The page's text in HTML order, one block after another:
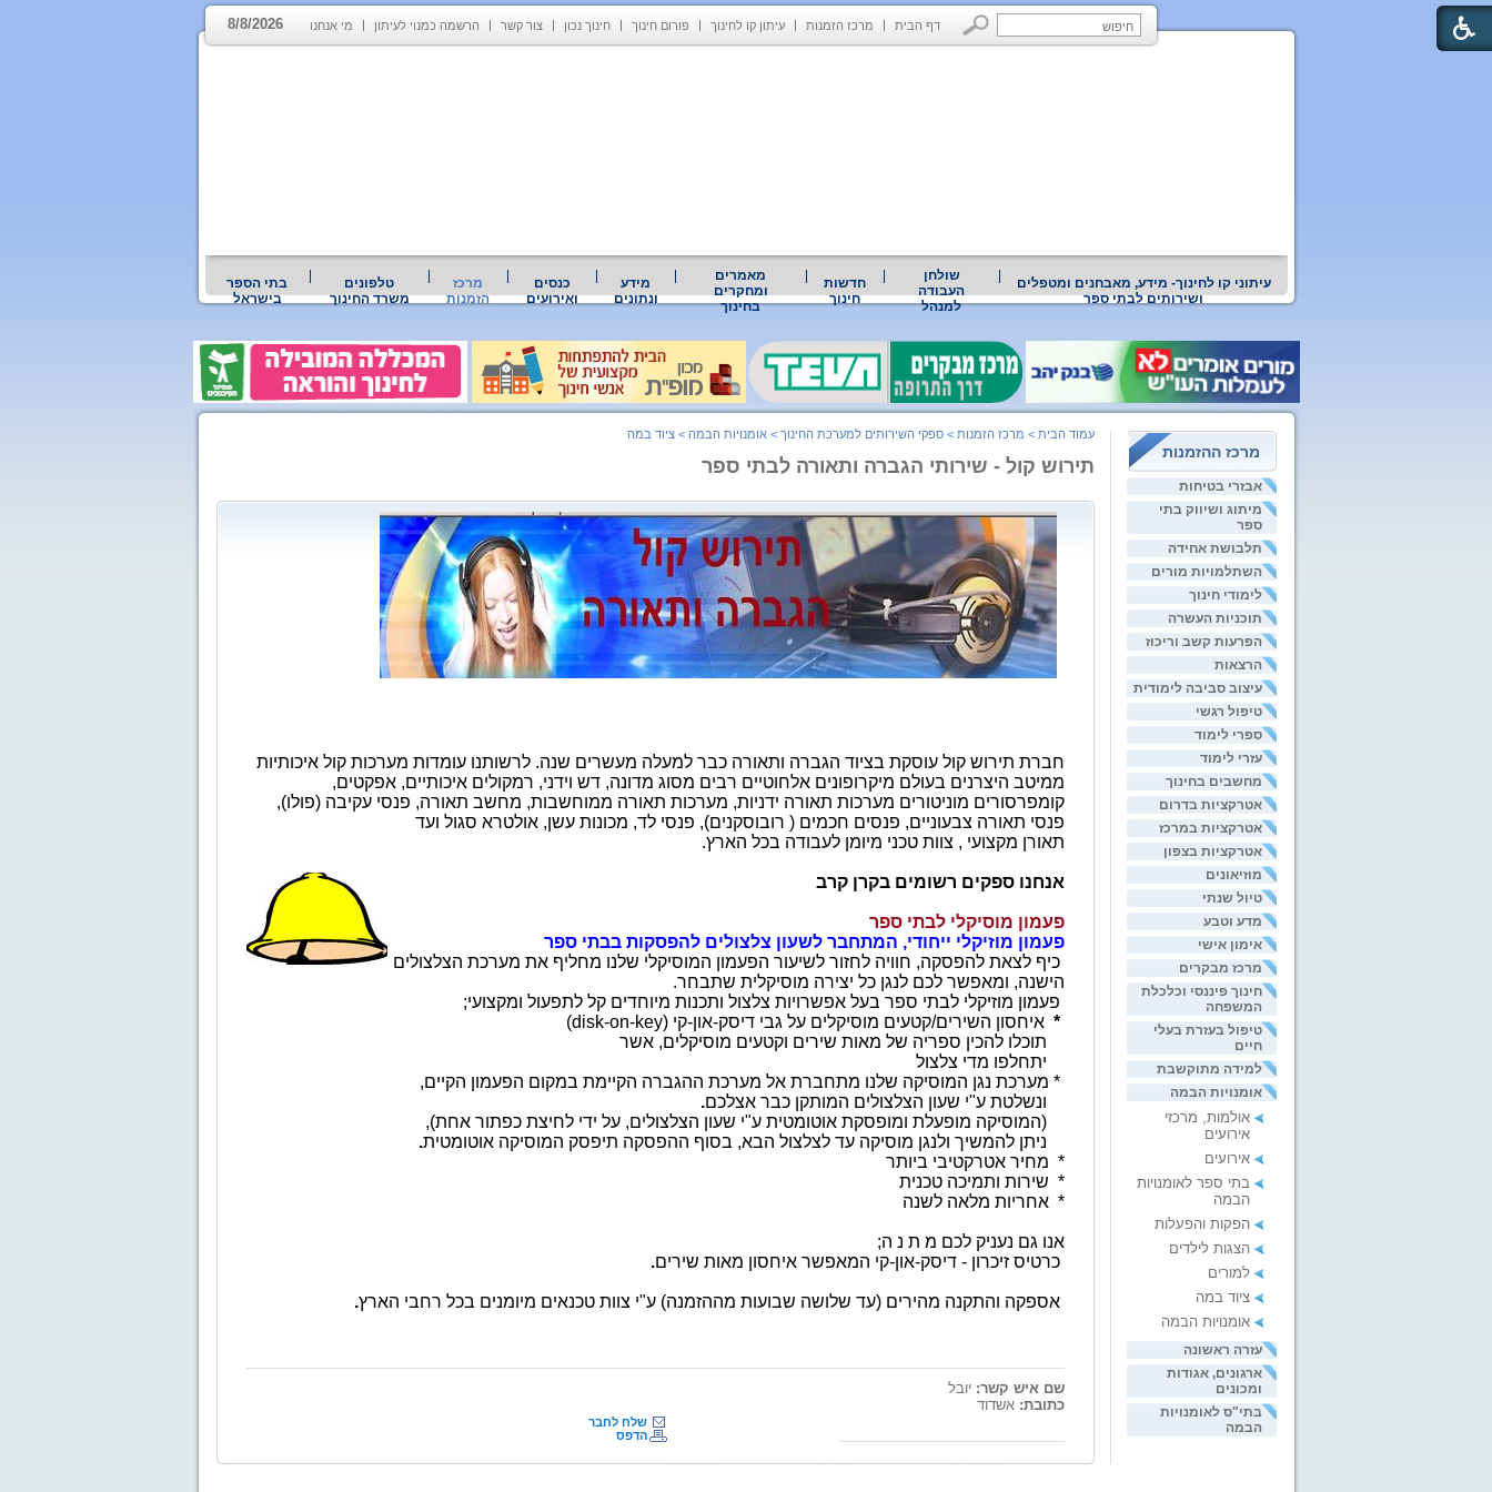
דף הבית מרכז הזמנות עיתון קו לחינוך פורום חינוך חינוך נכון צור קשר הרשמה כמנוי לעיתון מי אנחנו 8/8/2026
עיתוני קו לחינוך- מידע, מאבחנים ומטפלים
ושירותים לבתי ספר
שולחן
העבודה
למנהל
חדשות
חינוך
מאמרים
ומחקרים
בחינוך
מידע
ונתונים
כנסים
ואירועים
מרכז
הזמנות
טלפונים
משרד החינוך
בתי הספר
בישראל
מרכז ההזמנות
אבזרי בטיחות
מיתוג ושיווק בתי
ספר
תלבושת אחידה
השתלמויות מורים
לימודי חינוך
תוכניות העשרה
הפרעות קשב וריכוז
הרצאות
עיצוב סביבה לימודית
טיפול רגשי
ספרי לימוד
עזרי לימוד
מחשבים בחינוך
אטרקציות בדרום
אטרקציות במרכז
אטרקציות בצפון
מוזיאונים
טיול שנתי
מדע וטבע
אימון אישי
מרכז מבקרים
חינוך פיננסי וכלכלת
המשפחה
טיפול בעזרת בעלי
חיים
למידה מתוקשבת
אומנויות הבמה
אולמות, מרכזי
אירועים
אירועים
בתי ספר לאומנויות
הבמה
הפקות והפעלות
הצגות לילדים
למורים
ציוד במה
אומנויות הבמה
עזרה ראשונה
ארגונים, אגודות
ומכונים
בתי"ס לאומנויות
הבמה
עמוד הבית > מרכז הזמנות > ספקי השירותים למערכת החינוך > אומנויות הבמה > ציוד במה
תירוש קול - שירותי הגברה ותאורה לבתי ספר
חברת תירוש קול עוסקת בציוד הגברה ותאורה כבר למעלה מעשרים שנה. לרשותנו עומדות מערכות קול איכותיות
ממיטב היצרנים בעולם מיקרופונים אלחוטיים רבים מסוג מדונה, דש וידני, רמקולים איכותיים, אפקטים,
קומפרסורים מוניטורים מערכות תאורה ידניות, מערכות תאורה ממוחשבות, מחשב תאורה, פנסי עקיבה (פולו),
פנסי תאורה צבעוניים, פנסים חכמים ( רובוסקנים(, פנסי לד, מכונות עשן, אולטרא סגול ועד
תאורן מקצועי , צוות טכני מיומן לעבודה בכל הארץ.
אנחנו ספקים רשומים בקרן קרב
פעמון מוסיקלי לבתי ספר
פעמון מוזיקלי ייחודי, המתחבר לשעון צלצוליםלהפסקות בבתי ספר
כיף לצאת להפסקה, חוויה לחזור לשיעור הפעמון המוסיקלי שלנו מחליף את מערכת הצלצולים
הישנה, ומאפשר לכם לנגן כל יצירה מוסיקלית שתבחר.
פעמון מוזיקלי לבתי ספר בעל אפשרויות צלצול ותכנות מיוחדים קל לתפעול ומקצועי;
* איחסון השירים/קטעים מוסיקלים על גבי דיסק-און-קי (disk-on-key)
תוכלו להכין ספריה של מאות שירים וקטעים מוסיקלים, אשר
יתחלפו מדי צלצול
* מערכת נגן המוסיקה שלנו מתחברת אל מערכת ההגברה הקיימת במקום הפעמון הקיים,
ונשלטת ע"י שעון הצלצולים המותקן כבר אצלכם.
(המוסיקה מופעלת ומופסקת אוטומטית ע"י שעון הצלצולים, על ידי לחיצת כפתור אחת),
ניתן להמשיך ולנגן מוסיקה עד לצלצול הבא, בסוף ההפסקה תיפסק המוסיקה אוטומטית.
* מחיר אטרקטיבי ביותר
* שירות ותמיכה טכנית
* אחריות מלאה לשנה
אנו גם נעניק לכם מ ת נ ה;
כרטיס זיכרון - דיסק-און-קי המאפשר איחסון מאות שירים.
אספקה והתקנה מהירים (עד שלושה שבועות מההזמנה) ע"י צוות טכנאים מיומנים בכל רחבי הארץ.
שם איש קשר: יובל
כתובת: אשדוד
שלח לחבר
הדפס